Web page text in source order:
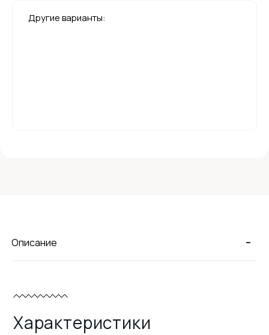
Другие варианты:
-
Описание
Характеристики